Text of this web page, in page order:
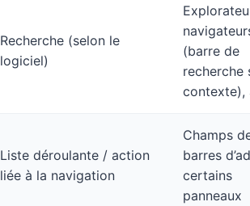
Recherche (selon le
logiciel)
(barre de
recherche
contexte),
Liste déroulante / action
liée à la navigation
Champs
barres
certains
panneaux